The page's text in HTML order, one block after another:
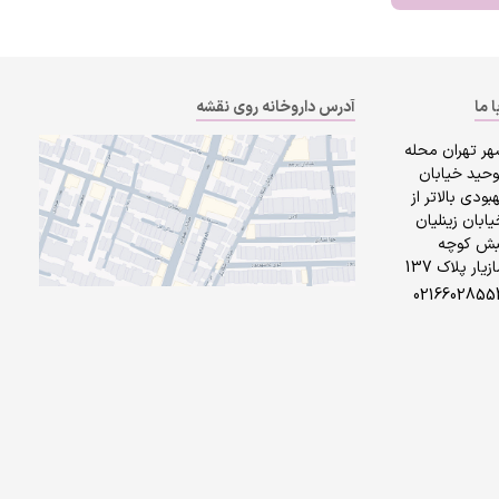
ما
تهران محله
خیابان
بالاتر از
زینلیان
کوچه
پلاک 137
آدرس داروخانه روی نقشه